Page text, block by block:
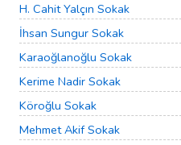
H. Cahit Yalçın Sokak
İhsan Sungur Sokak
Karaoğlanoğlu Sokak
Kerime Nadir Sokak
Köroğlu Sokak
Mehmet Akif Sokak